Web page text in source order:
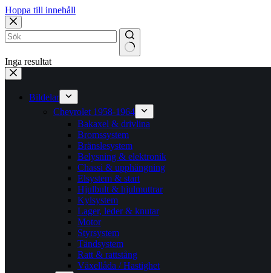
Hoppa till innehåll
Inga resultat
Bildelar
Chevrolet 1958-1964
Bakaxel & drivlina
Bromssystem
Bränslesystem
Belysning & elektronik
Chassi & upphängning
Elsystem & start
Hjulbult & hjulmuttrar
Kylsystem
Lager, leder & knutar
Motor
Styrsystem
Tändsystem
Ratt & rattstång
Växellåda / Hastighet